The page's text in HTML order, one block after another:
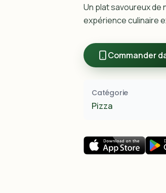
Un plat savoureux de
expérience culinaire
Commander
Catégorie
Pizza